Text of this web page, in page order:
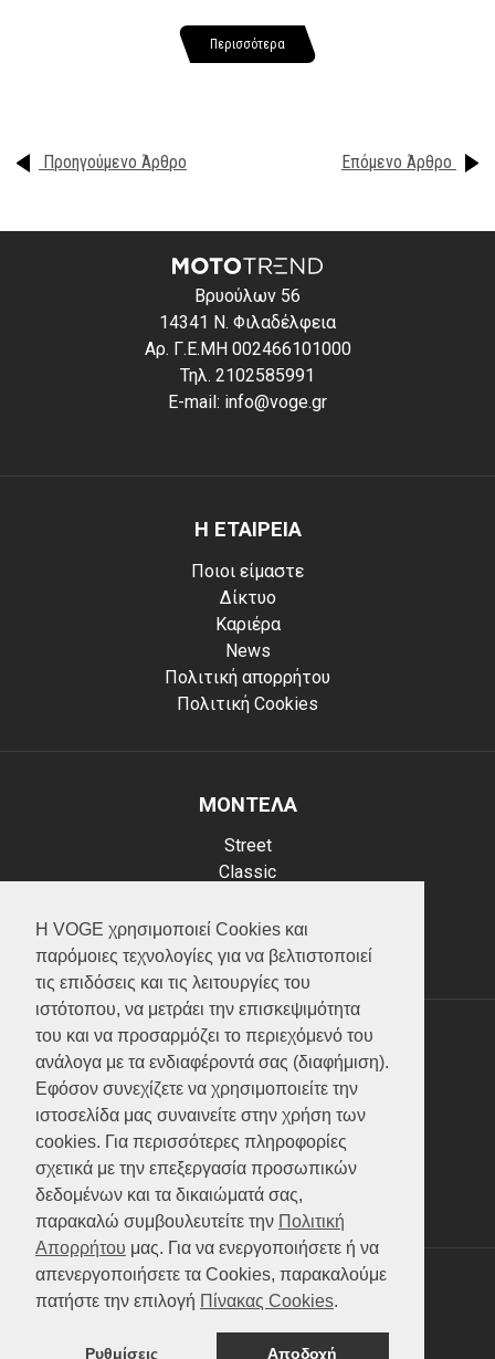
Η VOGE χρησιμοποιεί Cookies και
παρόμοιες τεχνολογίες για να βελτιστοποιεί
τις επιδόσεις και τις λειτουργίες του
ιστότοπου, να μετράει την επισκεψιμότητα
του και να προσαρμόζει το περιεχόμενό του
ανάλογα με τα ενδιαφέροντά σας (διαφήμιση).
Εφόσον συνεχίζετε να χρησιμοποιείτε την
ιστοσελίδα μας συναινείτε στην χρήση των
cookies. Για περισσότερες πληροφορίες
σχετικά με την επεξεργασία προσωπικών
δεδομένων και τα δικαιώματά σας,
παρακαλώ συμβουλευτείτε την Πολιτική
Απορρήτου μας. Για να ενεργοποιήσετε ή να
απενεργοποιήσετε τα Cookies, παρακαλούμε
πατήστε την επιλογή Πίνακας Cookies.
Ρυθμίσεις Αποδοχή
Περισσότερα
Προηγούμενο Άρθρο Επόμενο Άρθρο
Βρυούλων 56
14341 Ν. Φιλαδέλφεια
Αρ. Γ.Ε.ΜΗ 002466101000
Τηλ. 2102585991
E-mail: info@voge.gr
Η ΕΤΑΙΡΕΙΑ
Ποιοι είμαστε
Δίκτυο
Καριέρα
News
Πολιτική απορρήτου
Πολιτική Cookies
ΜΟΝΤΕΛΑ
Street
Classic
Scooter
ATV (Loncin)
ΥΠΗΡΕΣΙΕΣ
Test ride
Επικοινωνία
Service
Κατάλογος
FAQ
SOCIAL MEDIA